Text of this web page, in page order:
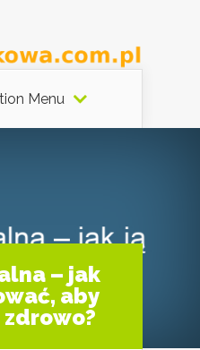
Menu
– jak
aby